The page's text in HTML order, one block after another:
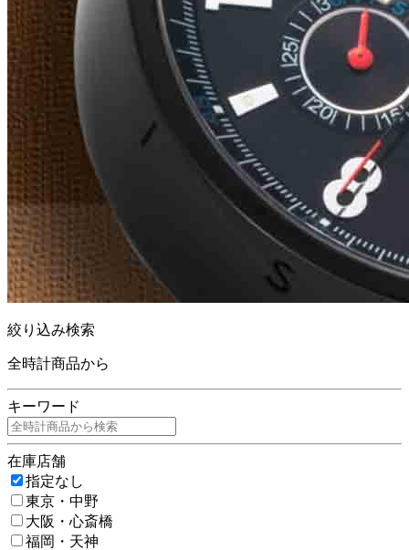
絞り込み検索
全時計商品から
キーワード
在庫店舗
指定なし
東京・中野
大阪・心斎橋
福岡・天神